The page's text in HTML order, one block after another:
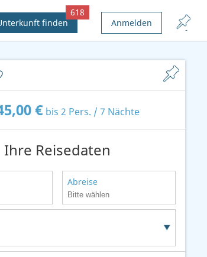
finden
618
Anmelden
€ bis 2 Pers. / 7 Nächte
Ihre Reisedaten
Abreise